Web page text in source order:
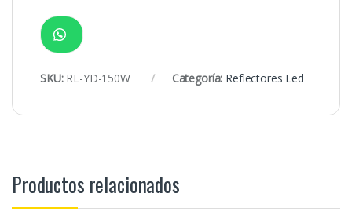
SKU: RL-YD-150W Categoría: Reflectores Led
Productos relacionados